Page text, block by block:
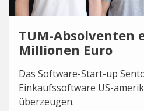
TUM-Absolventen
Millionen Euro
Das Software-Start-up
Einkaufssoftware US-
überzeugen.